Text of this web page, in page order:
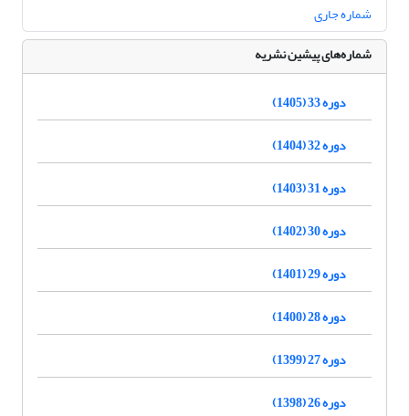
شماره جاری
شماره‌های پیشین نشریه
دوره 33 (1405)
دوره 32 (1404)
دوره 31 (1403)
دوره 30 (1402)
دوره 29 (1401)
دوره 28 (1400)
دوره 27 (1399)
دوره 26 (1398)